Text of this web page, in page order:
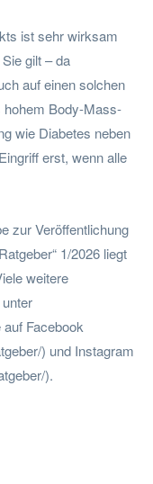
ist sehr wirksam
gilt – da
auf einen solchen
hohem Body-Mass-
wie Diabetes neben
erst, wenn alle
zur Veröffentlichung
1/2026 liegt
weitere
Facebook
) und Instagram
).